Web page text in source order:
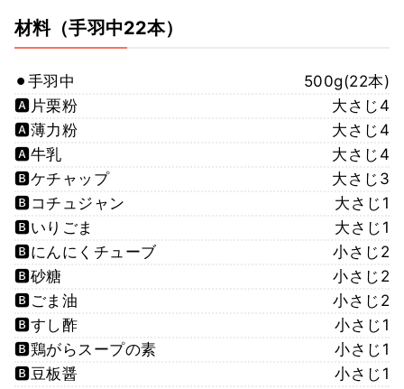
材料（手羽中22本）
⚫︎手羽中
500g(22本)
🅰️片栗粉
大さじ4
🅰️薄力粉
大さじ4
🅰️牛乳
大さじ4
🅱️ケチャップ
大さじ3
🅱️コチュジャン
大さじ1
🅱️いりごま
大さじ1
🅱️にんにくチューブ
小さじ2
🅱️砂糖
小さじ2
🅱️ごま油
小さじ2
🅱️すし酢
小さじ1
🅱️鶏がらスープの素
小さじ1
🅱️豆板醤
小さじ1